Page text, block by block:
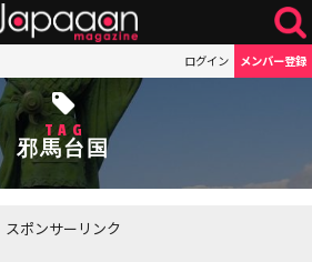
ログイン メンバー登録
TAG
邪馬台国
スポンサーリンク